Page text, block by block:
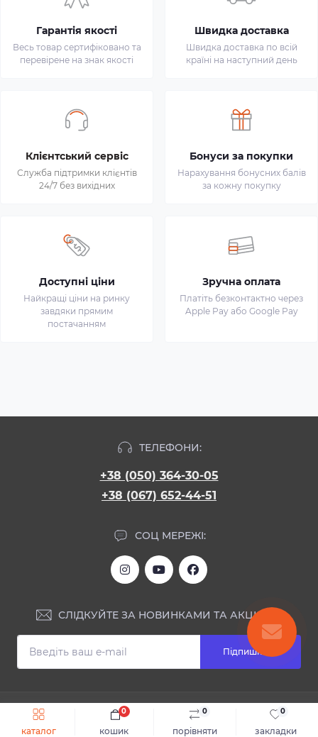
каталог порівняти
0
закладки
0
кошик
0
Швидке замовлення До кошика
Гарантія якості
Весь товар сертифіковано та
перевірене на знак якості
Швидка доставка
Швидка доставка по всій
країні на наступний день
Клієнтський сервіс
Служба підтримки клієнтів
24/7 без вихідних
Бонуси за покупки
Нарахування бонусних балів
за кожну покупку
Доступні ціни
Найкращі ціни на ринку
завдяки прямим
постачанням
Зручна оплата
Платіть безконтактно через
Apple Pay або Google Pay
ТЕЛЕФОНИ:
+38 (050) 364-30-05
+38 (067) 652-44-51
СОЦ МЕРЕЖІ:
СЛІДКУЙТЕ ЗА НОВИНКАМИ ТА АКЦІЯМИ:
Підпишіться
ІНФОРМАЦІЯ